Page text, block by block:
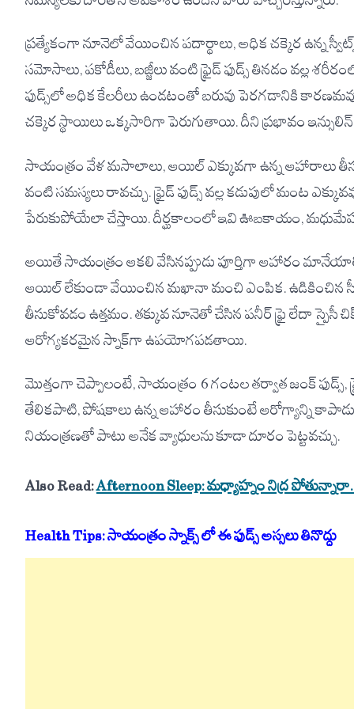
ప్రత్యేకంగా నూనెలో వేయించిన పదార్థాలు, అధిక చక్కెర ఉన్న
సమోసాలు, పకోడీలు, బజ్జీలు వంటి ఫ్రైడ్ ఫుడ్స్ తినడం వల్ల
ఫుడ్స్‌లో అధిక కేలరీలు ఉండటంతో బరువు పెరగడానికి
చక్కెర స్థాయిలు ఒక్కసారిగా పెరుగుతాయి. దీని ప్రభావం ఇన్సులిన్
సాయంత్రం వేళ మసాలాలు, ఆయిల్ ఎక్కువగా ఉన్న ఆహారాలు
వంటి సమస్యలు రావచ్చు. ఫ్రైడ్ ఫుడ్స్ వల్ల కడుపులో మంట
పేరుకుపోయేలా చేస్తాయి. దీర్ఘకాలంలో ఇవి ఊబకాయం,
అయితే సాయంత్రం ఆకలి వేసినప్పుడు పూర్తిగా ఆహారం
ఆయిల్ లేకుండా వేయించిన మఖానా మంచి ఎంపిక. ఉడికించిన
తీసుకోవడం ఉత్తమం. తక్కువ నూనెతో చేసిన పనీర్ ఫ్రై లేదా స్పైసీ
ఆరోగ్యకరమైన స్నాక్‌గా ఉపయోగపడతాయి.
మొత్తంగా చెప్పాలంటే, సాయంత్రం 6 గంటల తర్వాత జంక్ ఫుడ్స్,
తేలికపాటి, పోషకాలు ఉన్న ఆహారం తీసుకుంటే ఆరోగ్యాన్ని
నియంత్రణతో పాటు అనేక వ్యాధులను కూడా దూరం పెట్టవచ్చు.
Also Read:Afternoon Sleep: మధ్యాహ్నం నిద్ర
Health Tips: సాయంత్రం స్నాక్స్ లో ఈ ఫుడ్స్ అస్సలు తినొద్దు